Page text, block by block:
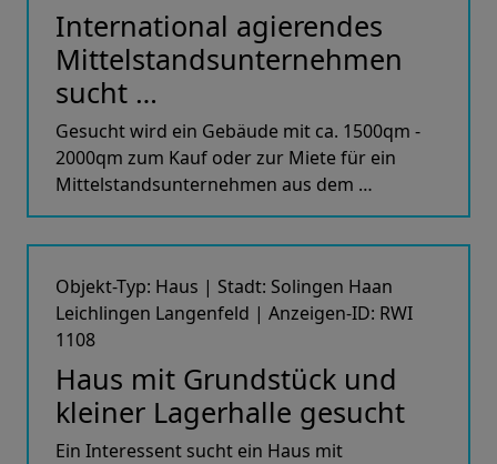
International agierendes
Mittelstandsunternehmen
sucht …
Gesucht wird ein Gebäude mit ca. 1500qm -
2000qm zum Kauf oder zur Miete für ein
Mittelstandsunternehmen aus dem …
Objekt-Typ: Haus | Stadt: Solingen Haan
Leichlingen Langenfeld | Anzeigen-ID: RWI
1108
Haus mit Grundstück und
kleiner Lagerhalle gesucht
Ein Interessent sucht ein Haus mit